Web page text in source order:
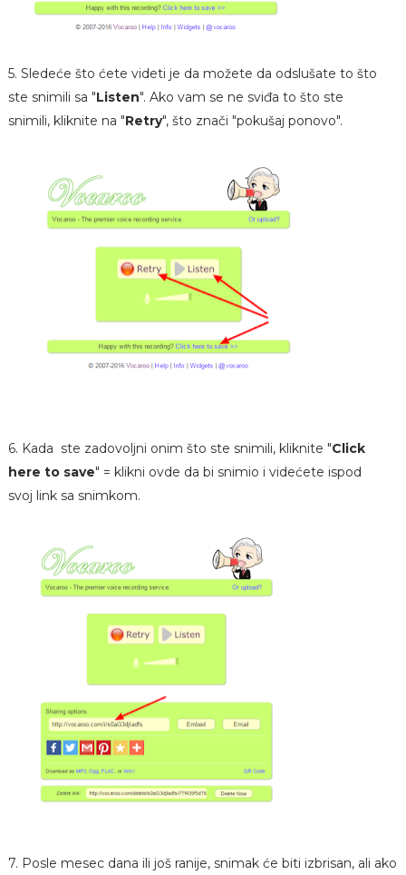
5. Sledeće što ćete videti je da možete da odslušate to što
ste snimili sa "Listen". Ako vam se ne sviđa to što ste
snimili, kliknite na "Retry", što znači "pokušaj ponovo".
6. Kada ste zadovoljni onim što ste snimili, kliknite "Click
here to save" = klikni ovde da bi snimio i videćete ispod
svoj link sa snimkom.
7. Posle mesec dana ili još ranije, snimak će biti izbrisan, ali ako